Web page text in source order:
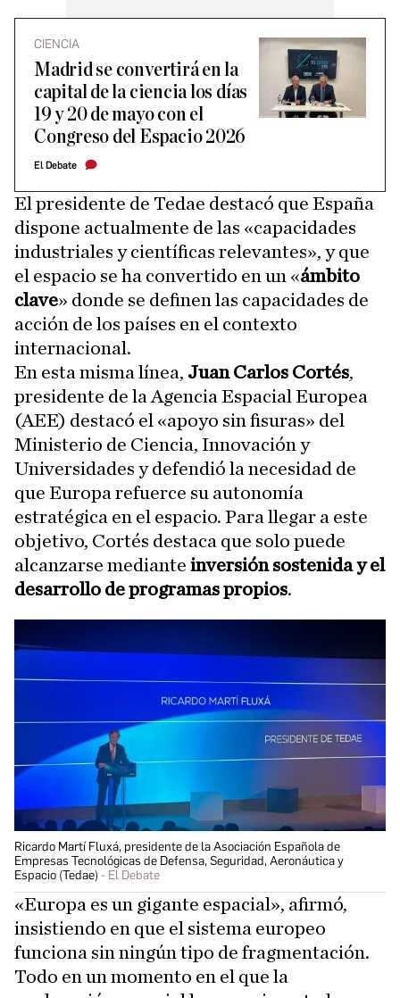
CIENCIA
Madrid se convertirá en la
capital de la ciencia los días
19 y 20 de mayo con el
Congreso del Espacio 2026
El Debate
El presidente de Tedae destacó que España
dispone actualmente de las «capacidades
industriales y científicas relevantes», y que
el espacio se ha convertido en un «ámbito
clave» donde se definen las capacidades de
acción de los países en el contexto
internacional.
En esta misma línea, Juan Carlos Cortés,
presidente de la Agencia Espacial Europea
(AEE) destacó el «apoyo sin fisuras» del
Ministerio de Ciencia, Innovación y
Universidades y defendió la necesidad de
que Europa refuerce su autonomía
estratégica en el espacio. Para llegar a este
objetivo, Cortés destaca que solo puede
alcanzarse mediante inversión sostenida y el
desarrollo de programas propios.
Ricardo Martí Fluxá, presidente de la Asociación Española de
Empresas Tecnológicas de Defensa, Seguridad, Aeronáutica y
Espacio (Tedae)
El Debate
«Europa es un gigante espacial», afirmó,
insistiendo en que el sistema europeo
funciona sin ningún tipo de fragmentación.
Todo en un momento en el que la